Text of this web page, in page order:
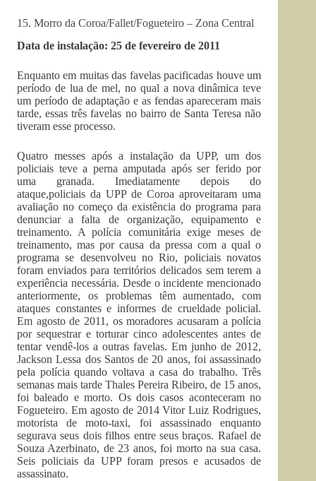
15. Morro da Coroa/Fallet/Fogueteiro – Zona Central
Data de instalação: 25 de fevereiro de 2011
Enquanto em muitas das favelas pacificadas houve um
período de lua de mel, no qual a nova dinâmica teve
um período de adaptação e as fendas apareceram mais
tarde, essas três favelas no bairro de Santa Teresa não
tiveram esse processo.
Quatro messes após a instalação da UPP, um dos
policiais teve a perna amputada após ser ferido por
uma granada. Imediatamente depois do
ataque,policiais da UPP de Coroa aproveitaram uma
avaliação no começo da existência do programa para
denunciar a falta de organização, equipamento e
treinamento. A polícia comunitária exige meses de
treinamento, mas por causa da pressa com a qual o
programa se desenvolveu no Rio, policiais novatos
foram enviados para territórios delicados sem terem a
experiência necessária. Desde o incidente mencionado
anteriormente, os problemas têm aumentado, com
ataques constantes e informes de crueldade policial.
Em agosto de 2011, os moradores acusaram a polícia
por sequestrar e torturar cinco adolescentes antes de
tentar vendê-los a outras favelas. Em junho de 2012,
Jackson Lessa dos Santos de 20 anos, foi assassinado
pela polícia quando voltava a casa do trabalho. Três
semanas mais tarde Thales Pereira Ribeiro, de 15 anos,
foi baleado e morto. Os dois casos aconteceram no
Fogueteiro. Em agosto de 2014 Vitor Luiz Rodrigues,
motorista de moto-taxi, foi assassinado enquanto
segurava seus dois filhos entre seus braços. Rafael de
Souza Azerbinato, de 23 anos, foi morto na sua casa.
Seis policiais da UPP foram presos e acusados de
assassinato.